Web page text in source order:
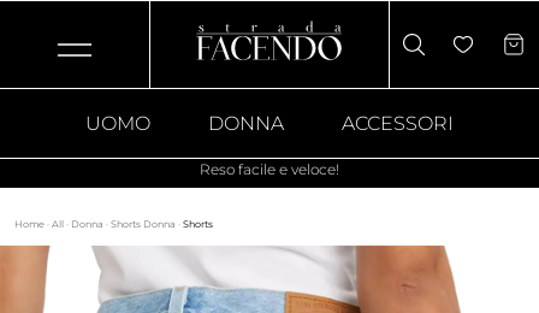
UOMO DONNA ACCESSORI
Reso facile e veloce!
Home · All · Donna · Shorts Donna · Shorts